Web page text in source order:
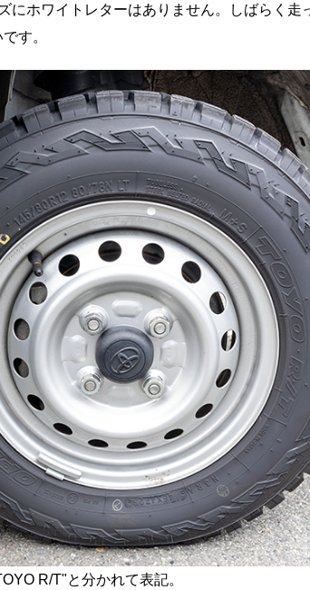
にホワイトレターはありません。しばらく走
す。
R/T"と分かれて表記。